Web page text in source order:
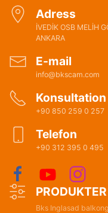
Adress
İVEDİK OSB MELİH
ANKARA
E-mail
info@bkscam.com
Konsultation
+90 850 259 0 257
Telefon
+90 312 395 0 495
PRODUKTER
Bks Inglasad balkong